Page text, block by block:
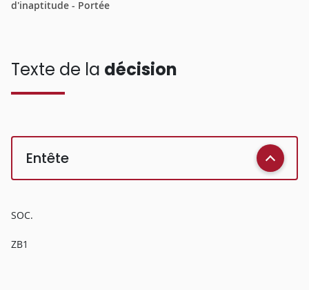
d'inaptitude - Portée
Texte de la décision
Entête
SOC.
ZB1